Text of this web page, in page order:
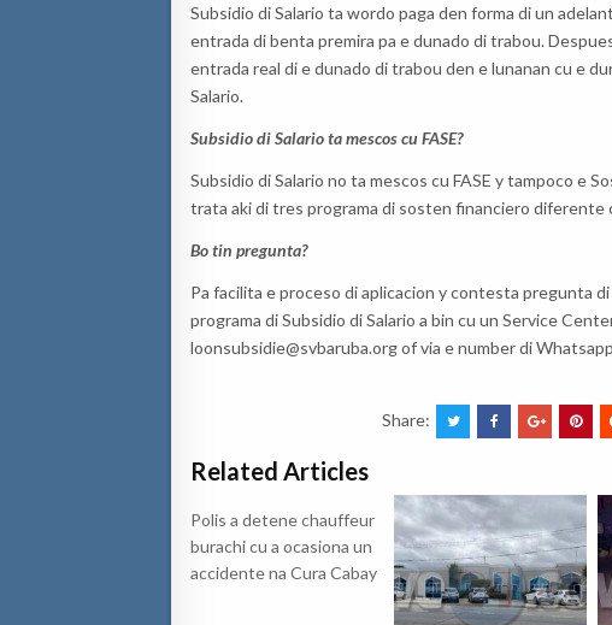
Subsidio di Salario ta wordo paga den forma di un
entrada di benta premira pa e dunado di trabou.
entrada real di e dunado di trabou den e lunanan cu e
Salario.
Subsidio di Salario ta mescos cu FASE?
Subsidio di Salario no ta mescos cu FASE y tampoco e
trata aki di tres programa di sosten financiero diferente
Bo tin pregunta?
Pa facilita e proceso di aplicacion y contesta pregunta
programa di Subsidio di Salario a bin cu un Service
loonsubsidie@svbaruba.org of via e number di
Share:
Related Articles
Polis a detene chauffeur
burachi cu a ocasiona un
accidente na Cura Cabay